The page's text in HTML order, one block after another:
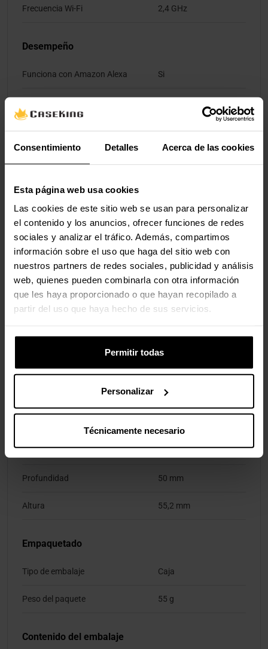
Consentimiento Detalles Acerca de las cookies
Esta página web usa cookies
Las cookies de este sitio web se usan para personalizar
el contenido y los anuncios, ofrecer funciones de redes
sociales y analizar el tráfico. Además, compartimos
información sobre el uso que haga del sitio web con
nuestros partners de redes sociales, publicidad y análisis
web, quienes pueden combinarla con otra información
que les haya proporcionado o que hayan recopilado a
partir del uso que haya hecho de sus servicios.
Permitir todas
Personalizar
Técnicamente necesario
Frecuencia Wi-Fi 2,4 GHz
Desempeño
Funciona con Amazon Alexa Si
Google
Control por voz
Clase de eficiencia de energía E
Potencia total 3,7 W
Consumo de energía por 1000
horas
4 kWh
Consumo de energía (inactivo) 0,2 W
Frecuencia de entrada AC 50 - 60 Hz
Ancho 50 mm
Profundidad 50 mm
Altura 55,2 mm
Empaquetado
Tipo de embalaje Caja
Peso del paquete 55 g
Contenido del embalaje